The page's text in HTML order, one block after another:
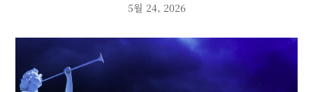
5월 24, 2026